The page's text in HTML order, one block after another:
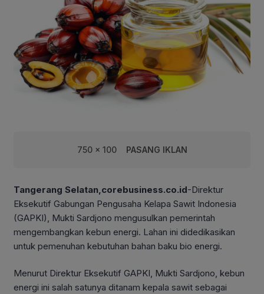
750 x 100 PASANG IKLAN
Tangerang Selatan,corebusiness.co.id-Direktur
Eksekutif Gabungan Pengusaha Kelapa Sawit Indonesia
(GAPKI), Mukti Sardjono mengusulkan pemerintah
mengembangkan kebun energi. Lahan ini didedikasikan
untuk pemenuhan kebutuhan bahan baku bio energi.
Menurut Direktur Eksekutif GAPKI, Mukti Sardjono, kebun
energi ini salah satunya ditanam kepala sawit sebagai